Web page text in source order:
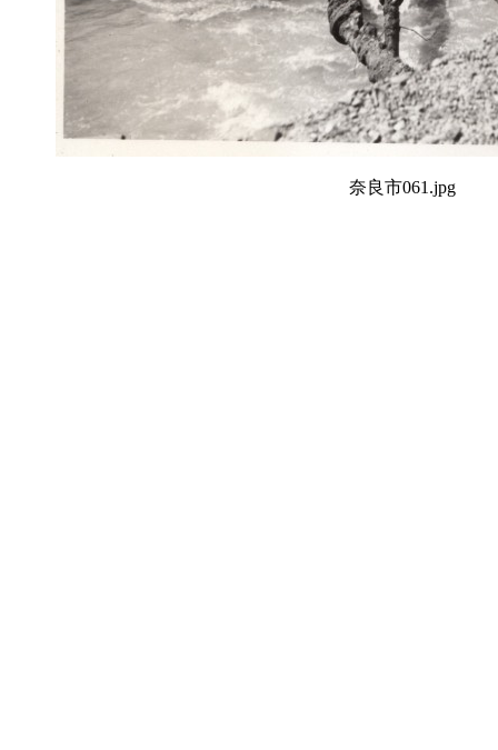
奈良市061.jpg